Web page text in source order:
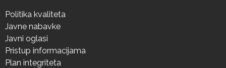
Politika kvaliteta
Javne nabavke
Javni oglasi
Pristup informacijama
Plan integriteta